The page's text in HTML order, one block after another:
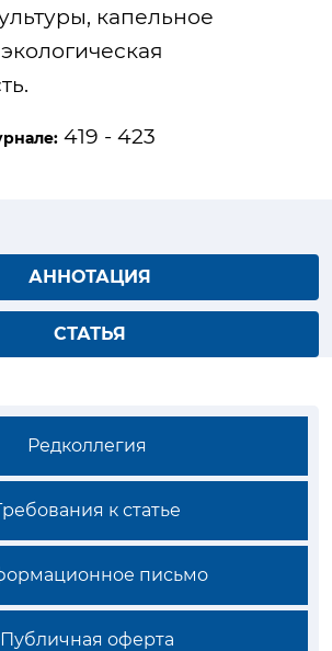
капельное
419 - 423
АННОТАЦИЯ
СТАТЬЯ
Редколлегия
к статье
письмо
Публичная оферта